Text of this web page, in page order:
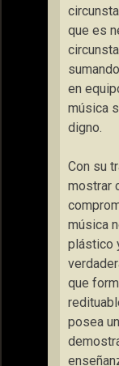
que es
en
música
digno.
Con su
mostrar
música
plástico
que
posea